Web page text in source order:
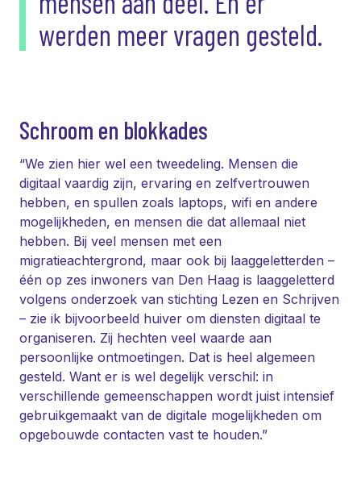
werden meer vragen gesteld.
Schroom en blokkades
“We zien hier wel een tweedeling. Mensen die
digitaal vaardig zijn, ervaring en zelfvertrouwen
hebben, en spullen zoals laptops, wifi en andere
mogelijkheden, en mensen die dat allemaal niet
hebben. Bij veel mensen met een
migratieachtergrond, maar ook bij laaggeletterden –
één op zes inwoners van Den Haag is laaggeletterd
volgens onderzoek van stichting Lezen en Schrijven
– zie ik bijvoorbeeld huiver om diensten digitaal te
organiseren. Zij hechten veel waarde aan
persoonlijke ontmoetingen. Dat is heel algemeen
gesteld. Want er is wel degelijk verschil: in
verschillende gemeenschappen wordt juist intensief
gebruikgemaakt van de digitale mogelijkheden om
opgebouwde contacten vast te houden.”